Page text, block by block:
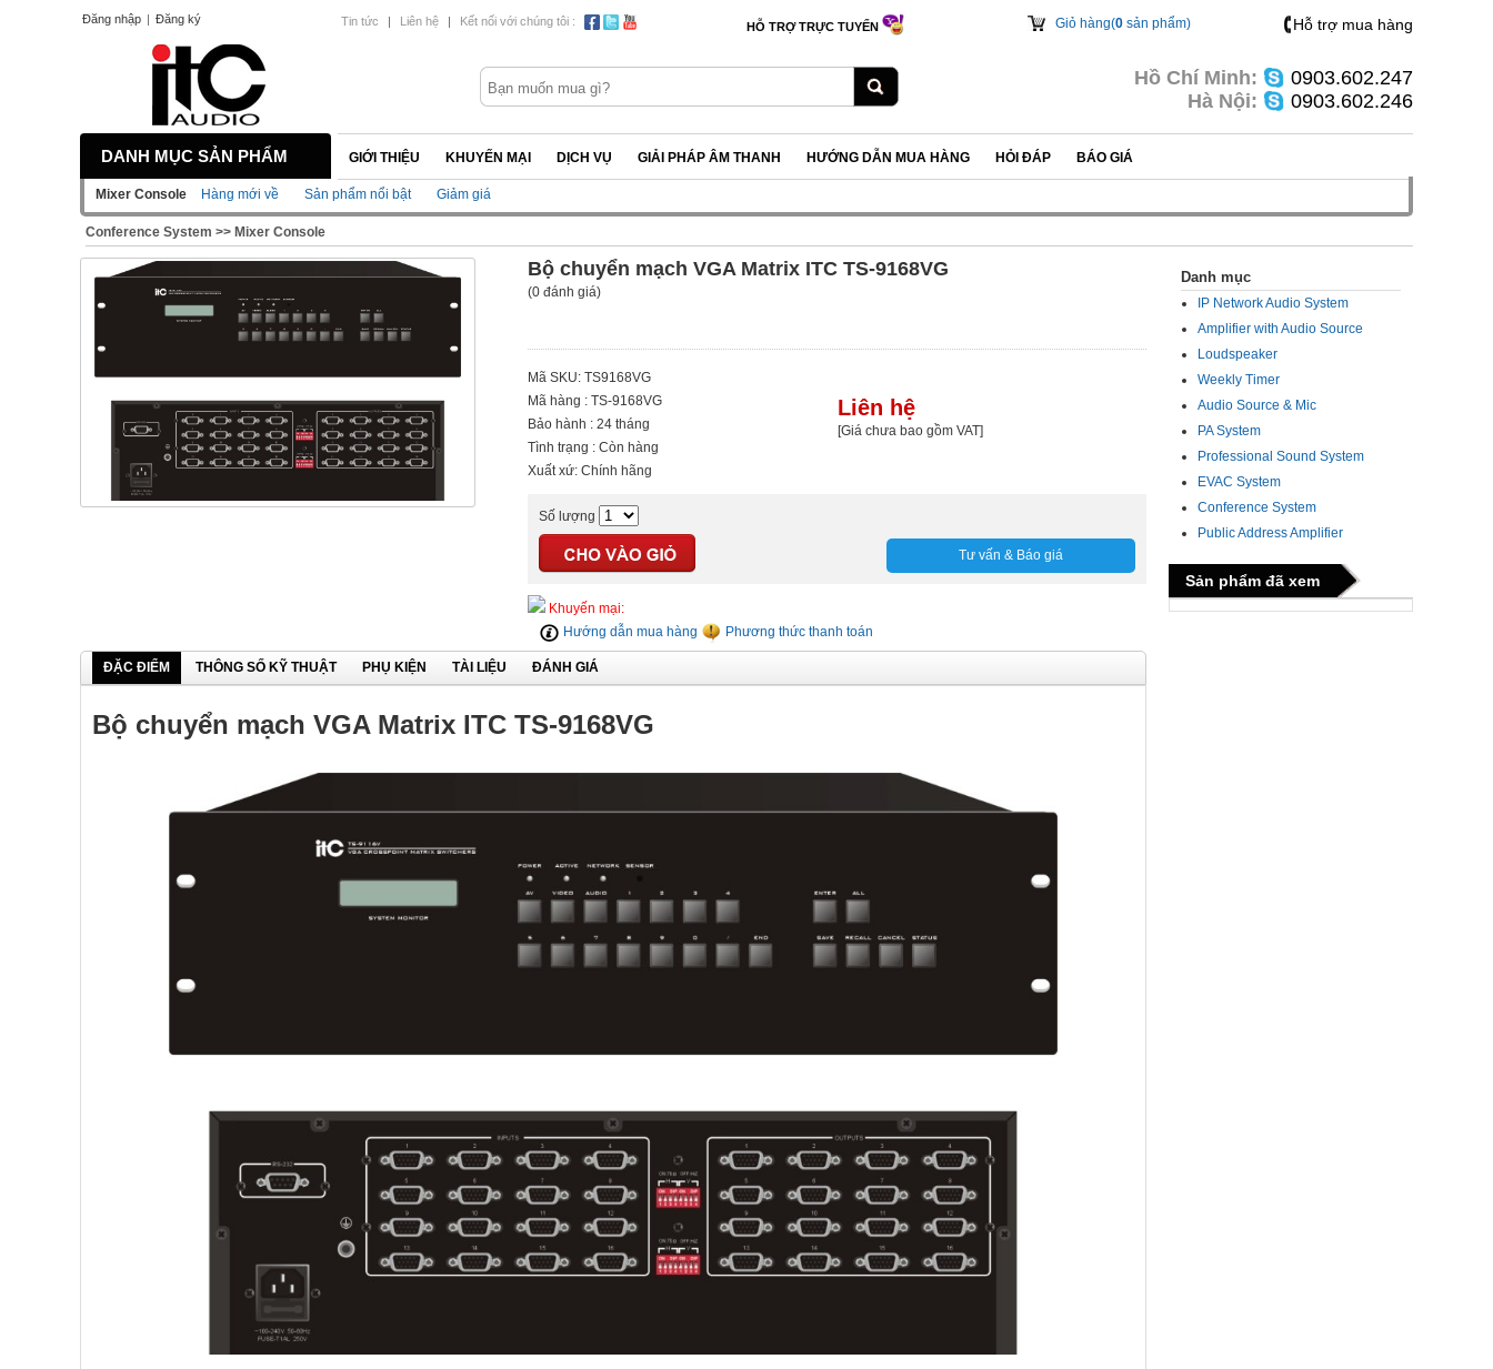
Đăng nhập | Đăng ký Tin tức | Liên hệ | Kết nối với chúng tôi : HỖ TRỢ TRỰC TUYẾN Hỗ trợ mua hàng
Hồ Chí Minh:
0903.602.247
Hà Nội:
0903.602.246
Giỏ hàng(0 sản phẩm)
DANH MỤC SẢN PHẨM GIỚI THIỆU KHUYẾN MẠI DỊCH VỤ GIẢI PHÁP ÂM THANH HƯỚNG DẪN MUA HÀNG HỎI ĐÁP BÁO GIÁ
Mixer Console Hàng mới về Sản phẩm nổi bật Giảm giá
Conference System >> Mixer Console
Bộ chuyển mạch VGA Matrix ITC TS-9168VG
(0 đánh giá)
Mã SKU: TS9168VG
Mã hàng : TS-9168VG
Bảo hành : 24 tháng
Tình trạng : Còn hàng
Xuất xứ: Chính hãng
Liên hệ
[Giá chưa bao gồm VAT]
Số lượng
Tư vấn & Báo giá
Khuyến mại:
Hướng dẫn mua hàng
Phương thức thanh toán
ĐẶC ĐIỂM THÔNG SỐ KỸ THUẬT PHỤ KIỆN TÀI LIỆU ĐÁNH GIÁ
Bộ chuyển mạch VGA Matrix ITC TS-9168VG
Danh mục
IP Network Audio System
Amplifier with Audio Source
Loudspeaker
Weekly Timer
Audio Source & Mic
PA System
Professional Sound System
EVAC System
Conference System
Public Address Amplifier
Sản phẩm đã xem